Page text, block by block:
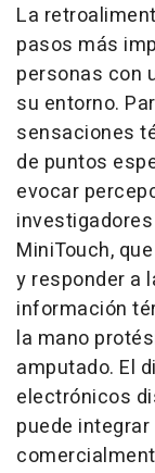
La
pasos más
personas con
su entorno.
sensaciones
de puntos
evocar
MiniTouch,
y responder a
información
la mano
amputado. El
electrónicos
puede